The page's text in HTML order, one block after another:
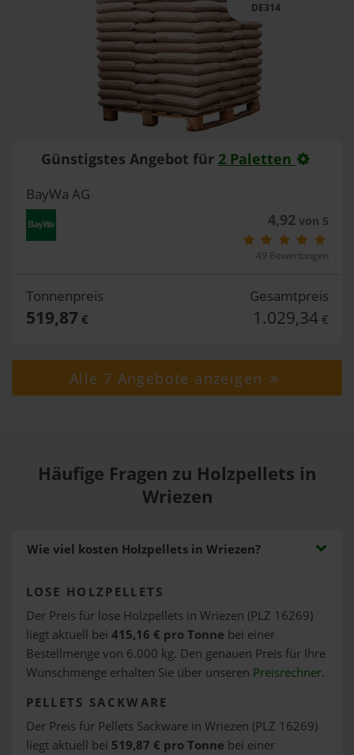
DE314
Günstigstes Angebot für 2 Paletten
BayWa AG
4,92von 5
49 Bewertungen
Tonnenpreis
519,87 €
Gesamtpreis
1.029,34 €
Alle 7 Angebote anzeigen
Häufige Fragen zu Holzpellets in
Wriezen
Wie viel kosten Holzpellets in Wriezen?
LOSE HOLZPELLETS
Der Preis für lose Holzpellets in Wriezen (PLZ 16269)
liegt aktuell bei 415,16 € pro Tonne bei einer
Bestellmenge von 6.000 kg. Den genauen Preis für Ihre
Wunschmenge erhalten Sie über unseren Preisrechner.
PELLETS SACKWARE
Der Preis für Pellets Sackware in Wriezen (PLZ 16269)
liegt aktuell bei 519,87 € pro Tonne bei einer